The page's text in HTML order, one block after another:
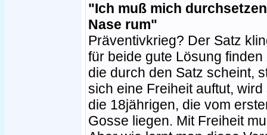
"Ich muß mich
Nase rum"
Präventivkrieg? Der Satz
für beide gute Lösung
die durch den Satz scheint,
sich eine Freiheit auftut,
die 18jährigen, die vom
Gosse liegen. Mit Freiheit